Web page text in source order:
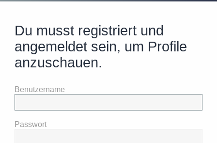
Du musst registriert und
angemeldet sein, um Profile
anzuschauen.
Benutzername
Passwort